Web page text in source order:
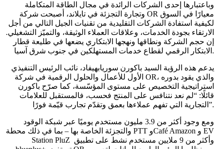
وباعتبارها إحدى الشركات الرائدة في مجال الطاقة المتكاملة
وتجارة التجزئة في تايلاند، أصبحت شركة OR معيارًا في السوق
لكيفية استفادة الشركات التقليدية من تقنيات الجيل التالي من أجل
الارتقاء بجودة الخدمات، وعلاقات العملاء الوثيقة، والتميّز التشغيلي.
إن حجم الشركة ونطاقها ونهجها الابتكاري يضعها في طليعة قطار
الابتكار الرقمي لقطاع خدمات المستهلكين في جنوب شرق آسيا.
يدعم هذه الرؤية السيد باكورن سوريابهيفاد، نائب الرئيس التنفيذي
الأول للأعمال والحلول الرقمية في شركة OR، والذي يقود بدوره
استراتيجية التخصيص على مستوى المؤسّسة، كما صرّح باكورن
قائلًا: “لم نعد نتنافس على المنتج فحسب، فالمستقبل للعلامات
التجارية التي تفهم عملاءها بعمق وتقدّم تجارب قيّمة فورًا”.
ومع وجود أكثر من 3.9 مليون مستخدم يوميًا عبر شبكة الوقود
والتجزئة الخاصة بها – بما في ذلك محطة PTT وCafé Amazon و EV
Station PluZ وأكثر من 9 ملايين مستخدم نشط على تطبيق